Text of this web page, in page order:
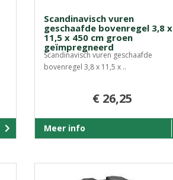
Scandinavisch vuren
geschaafde bovenregel 3,8 x
11,5 x 450 cm groen
geïmpregneerd
Scandinavisch vuren geschaafde
bovenregel 3,8 x 11,5 x ..
€ 26,25
Meer info